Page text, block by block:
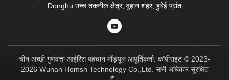
Donghu उच्च तकनीक क्षेत्र, वुहान शहर, हुबेई प्रांत
चीन अच्छी गुणवत्ता आईरिस पहचान मॉड्यूल आपूर्तिकर्ता. कॉपीराइट © 2023-
2026 Wuhan Homsh Technology Co.,Ltd. सभी अधिकार सुरक्षित